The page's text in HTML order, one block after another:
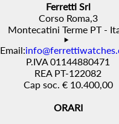
Ferretti Srl
Corso Roma,3
Montecatini Terme PT -
Email:
P.IVA 01144880471
REA PT-122082
Cap soc. € 10.400,00
ORARI